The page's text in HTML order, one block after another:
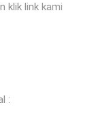
klik link kami
: